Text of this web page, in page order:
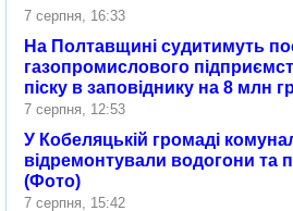
7 серпня, 16:33
На Полтавщині судитимуть
газопромислового
піску в заповіднику на 8 млн
7 серпня, 12:53
У Кобеляцькій громаді
відремонтували водогони та
(Фото)
7 серпня, 15:42